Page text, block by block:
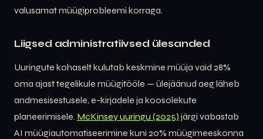
valusamat müügiprobleemi korraga.
Liigsed administratiivsed ülesanded
Uuringute kohaselt kulutab keskmine müüja vaid 28%
oma ajast tegelikule müügitööle — ülejäänud aeg läheb
andmesisestusele, e-kirjadele ja koosolekute
planeerimisele. McKinsey uuringu (2025) järgi vabastab
AI müügiautomatiseerimine kuni 20% müügimeeskonna